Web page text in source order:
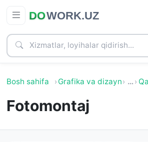
Bosh sahifa Grafika va dizayn …
Fotomontaj